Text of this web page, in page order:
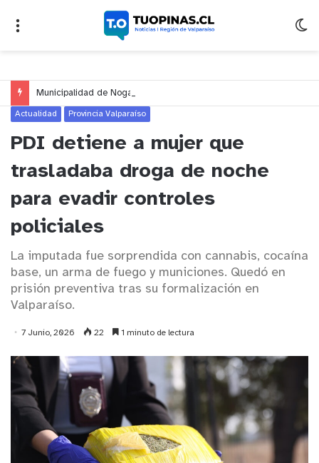
Actualidad Provincia Valparaíso
PDI detiene a mujer que
trasladaba droga de noche
para evadir controles
policiales
La imputada fue sorprendida con cannabis, cocaína
base, un arma de fuego y municiones. Quedó en
prisión preventiva tras su formalización en
Valparaíso.
7 Junio, 2026 22 1 minuto de lectura